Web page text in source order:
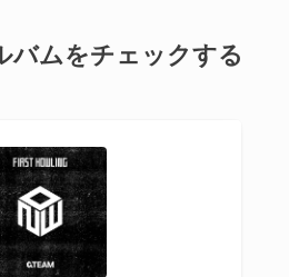
バムをチェックする